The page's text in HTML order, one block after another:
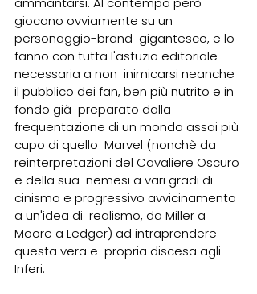
giocano ovviamente su un
personaggio-brand  gigantesco, e lo
fanno con tutta l'astuzia editoriale
necessaria a non  inimicarsi neanche
il pubblico dei fan, ben più nutrito e in
fondo già  preparato dalla
frequentazione di un mondo assai più
cupo di quello  Marvel (nonchè da
reinterpretazioni del Cavaliere Oscuro
e della sua  nemesi a vari gradi di
cinismo e progressivo avvicinamento
a un'idea di  realismo, da Miller a
Moore a Ledger) ad intraprendere
questa vera e  propria discesa agli
Inferi.